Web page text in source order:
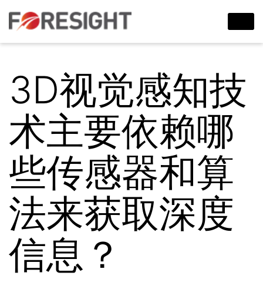
3D视觉感知技
术主要依赖哪
些传感器和算
法来获取深度
信息？